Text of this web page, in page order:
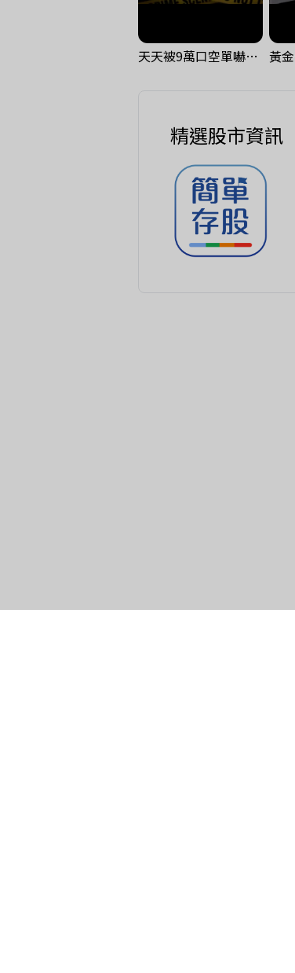
天天被9萬口空單嚇，其實你盯錯地方了｜Mr.Jimmy高志銘 #台股 #外資期貨 #融資
精選股市資訊